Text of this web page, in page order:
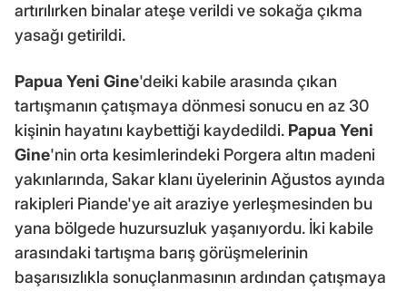
artırılırken binalar ateşe verildi ve sokağa çıkma
yasağı getirildi.
Papua Yeni Gine'deiki kabile arasında çıkan
tartışmanın çatışmaya dönmesi sonucu en az 30
kişinin hayatını kaybettiği kaydedildi. Papua Yeni
Gine'nin orta kesimlerindeki Porgera altın madeni
yakınlarında, Sakar klanı üyelerinin Ağustos ayında
rakipleri Piande'ye ait araziye yerleşmesinden bu
yana bölgede huzursuzluk yaşanıyordu. İki kabile
arasındaki tartışma barış görüşmelerinin
başarısızlıkla sonuçlanmasının ardından çatışmaya